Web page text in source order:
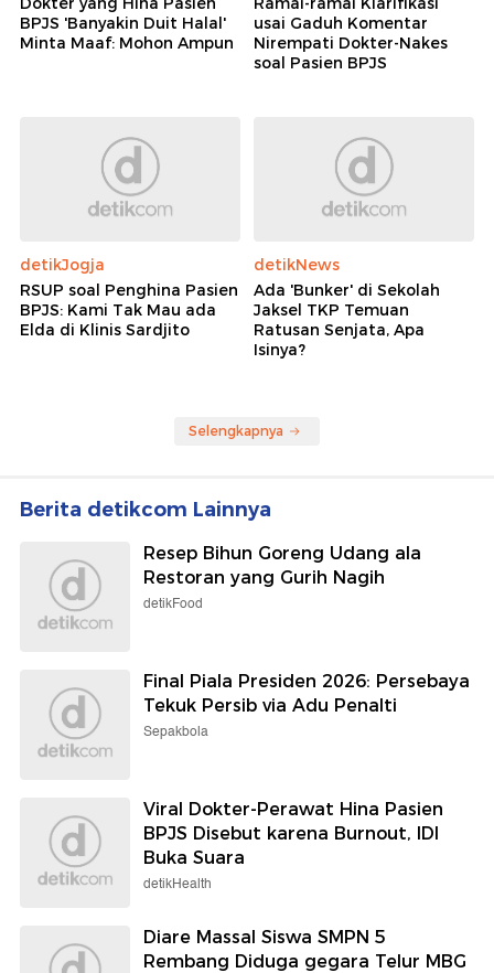
BPJS 'Banyakin Duit Halal'
Minta Maaf: Mohon Ampun
usai Gaduh Komentar
Nirempati Dokter-Nakes
soal Pasien BPJS
detikJogja
RSUP soal Penghina Pasien
BPJS: Kami Tak Mau ada
Elda di Klinis Sardjito
detikNews
Ada 'Bunker' di Sekolah
Jaksel TKP Temuan
Ratusan Senjata, Apa
Isinya?
Selengkapnya
Berita detikcom Lainnya
Resep Bihun Goreng Udang ala
Restoran yang Gurih Nagih
detikFood
Final Piala Presiden 2026: Persebaya
Tekuk Persib via Adu Penalti
Sepakbola
Viral Dokter-Perawat Hina Pasien
BPJS Disebut karena Burnout, IDI
Buka Suara
detikHealth
Diare Massal Siswa SMPN 5
Rembang Diduga gegara Telur MBG